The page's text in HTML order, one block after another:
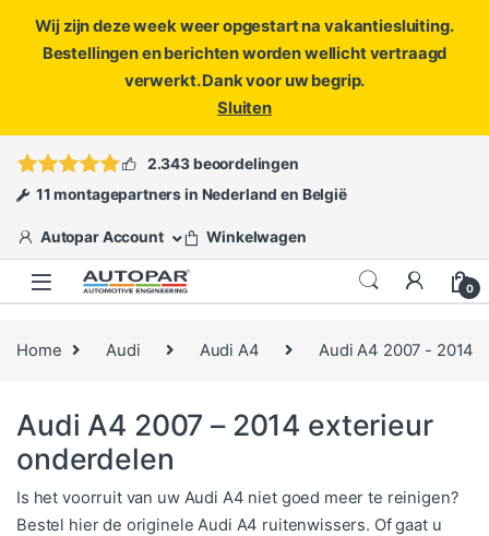
Wij zijn deze week weer opgestart na vakantiesluiting.
Bestellingen en berichten worden wellicht vertraagd
verwerkt. Dank voor uw begrip.
Sluiten
ofopen een ticket
2.343 beoordelingen
11 montagepartners in Nederland en België
Autopar Account Winkelwagen
0
Home Audi Audi A4 Audi A4 2007 - 2014
Audi A4 2007 – 2014 exterieur
onderdelen
Is het voorruit van uw Audi A4 niet goed meer te reinigen?
Bestel hier de originele Audi A4 ruitenwissers. Of gaat u